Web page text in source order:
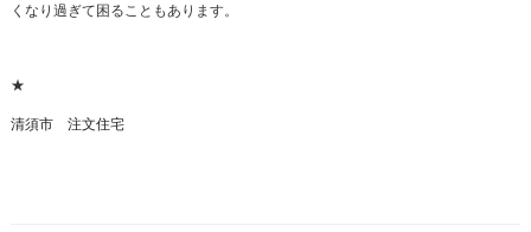
くなり過ぎて困ることもあります。
★
清須市 注文住宅